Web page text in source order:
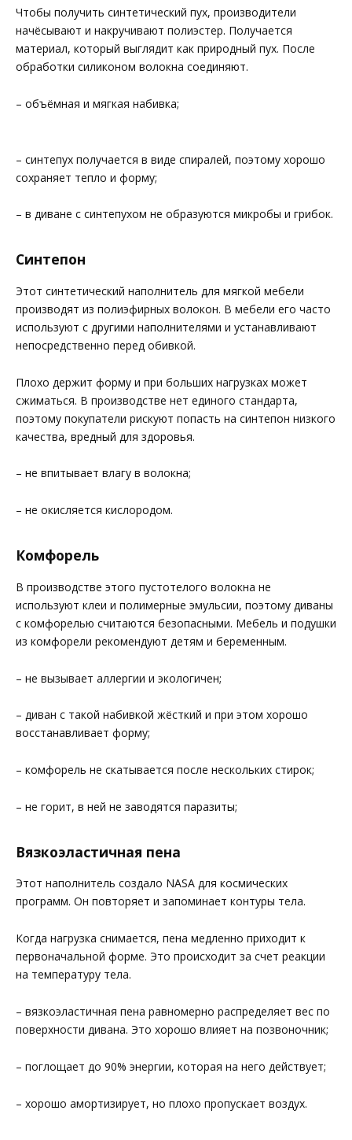
Чтобы получить синтетический пух, производители
начёсывают и накручивают полиэстер. Получается
материал, который выглядит как природный пух. После
обработки силиконом волокна соединяют.
– объёмная и мягкая набивка;
– синтепух получается в виде спиралей, поэтому хорошо
сохраняет тепло и форму;
– в диване с синтепухом не образуются микробы и грибок.
Синтепон
Этот синтетический наполнитель для мягкой мебели
производят из полиэфирных волокон. В мебели его часто
используют с другими наполнителями и устанавливают
непосредственно перед обивкой.
Плохо держит форму и при больших нагрузках может
сжиматься. В производстве нет единого стандарта,
поэтому покупатели рискуют попасть на синтепон низкого
качества, вредный для здоровья.
– не впитывает влагу в волокна;
– не окисляется кислородом.
Комфорель
В производстве этого пустотелого волокна не
используют клеи и полимерные эмульсии, поэтому диваны
с комфорелью считаются безопасными. Мебель и подушки
из комфорели рекомендуют детям и беременным.
– не вызывает аллергии и экологичен;
– диван с такой набивкой жёсткий и при этом хорошо
восстанавливает форму;
– комфорель не скатывается после нескольких стирок;
– не горит, в ней не заводятся паразиты;
Вязкоэластичная пена
Этот наполнитель создало NASA для космических
программ. Он повторяет и запоминает контуры тела.
Когда нагрузка снимается, пена медленно приходит к
первоначальной форме. Это происходит за счет реакции
на температуру тела.
– вязкоэластичная пена равномерно распределяет вес по
поверхности дивана. Это хорошо влияет на позвоночник;
– поглощает до 90% энергии, которая на него действует;
– хорошо амортизирует, но плохо пропускает воздух.